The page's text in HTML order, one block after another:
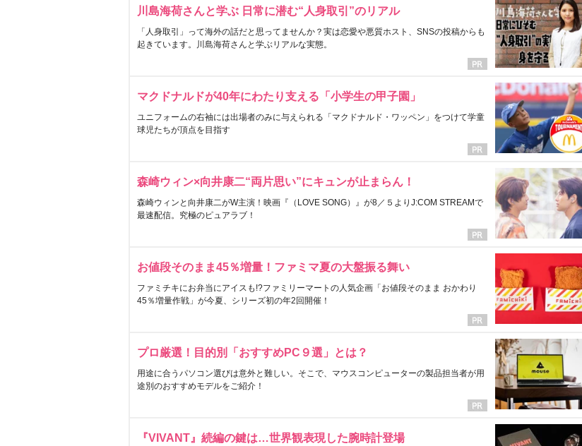
川島海荷さんと学ぶ 日常に潜む“人身取引”のリアル
「人身取引」って海外の話だと思ってませんか？実は恋愛や悪質ホスト、SNSの投稿からも
起きています。川島海荷さんと学ぶリアルな実態。
マクドナルドが40年にわたり支える「小学生の甲子園」
ユニフォームの右袖には出場者のみに与えられる「マクドナルド・ワッペン」をつけて学童
球児たちが頂点を目指す
森崎ウィン×向井康二“両片思い”にキュンが止まらん！
森崎ウィンと向井康二がW主演！映画『（LOVE SONG）』が8／５よりJ:COM STREAMで
最速配信。究極のピュアラブ！
お値段そのまま45％増量！ファミマ夏の大盤振る舞い
ファミチキにお弁当にアイスも!?ファミリーマートの人気企画「お値段そのまま おかわり
45％増量作戦」が今夏、シリーズ初の年2回開催！
プロ厳選！目的別「おすすめPC９選」とは？
用途に合うパソコン選びは意外と難しい。そこで、マウスコンピューターの製品担当者が用
途別のおすすめモデルをご紹介！
『VIVANT』続編の鍵は…世界観表現した腕時計登場